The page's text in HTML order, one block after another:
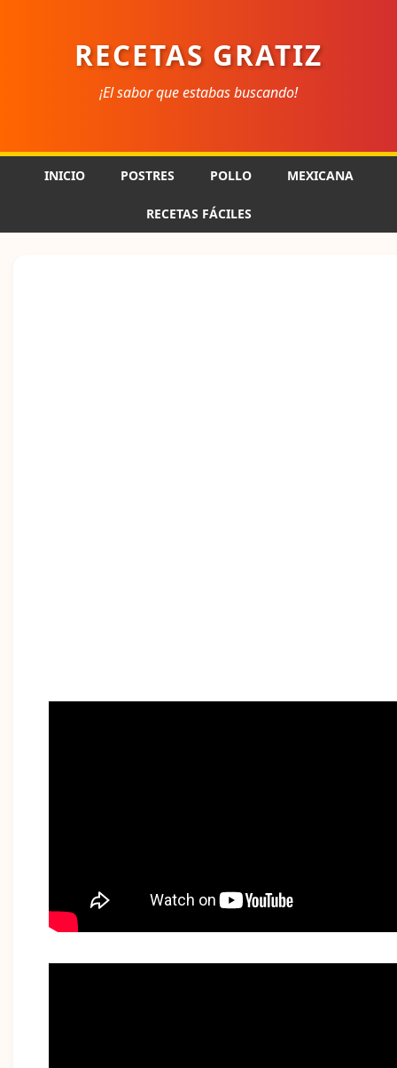
RECETAS GRATIZ
¡El sabor que estabas buscando!
INICIO POSTRES POLLO MEXICANA
RECETAS FÁCILES